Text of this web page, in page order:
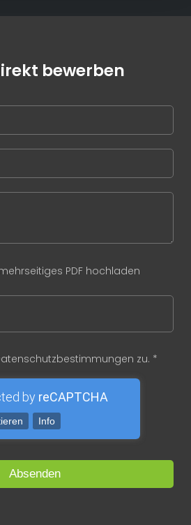
bewerben
PDF hochladen
zu. *
by reCAPTCHA
Info